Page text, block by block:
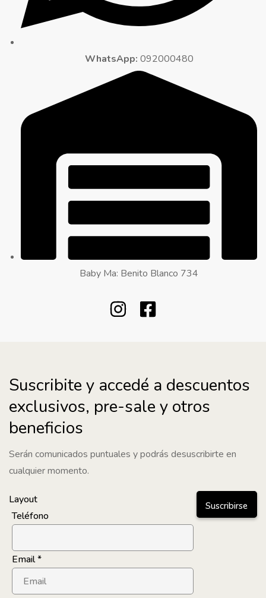
WhatsApp: 092000480
Baby Ma: Benito Blanco 734
Suscribite y accedé a descuentos
exclusivos, pre-sale y otros
beneficios
Serán comunicados puntuales y podrás desuscribirte en
cualquier momento.
Layout
Teléfono
Email*
Suscribirse